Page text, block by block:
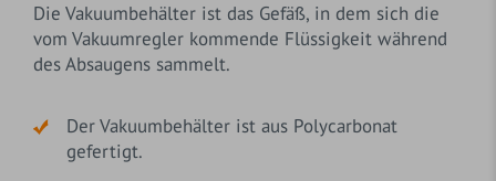
Die Vakuumbehälter ist das Gefäß, in dem sich die
vom Vakuumregler kommende Flüssigkeit während
des Absaugens sammelt.
Der Vakuumbehälter ist aus Polycarbonat
gefertigt.